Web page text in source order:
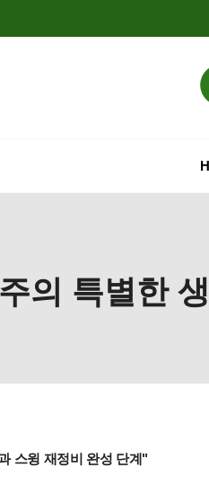
의 특별한
스윙 재정비 완성 단계"